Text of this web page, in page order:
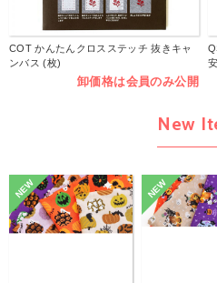
COT かんたんクロスステッチ 抜きキャ
ンバス (枚)
卸価格は会員のみ公開
New
NEW NEW